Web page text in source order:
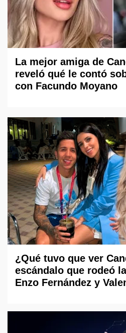
La mejor amiga de
reveló qué le contó
con Facundo Moyano
¿Qué tuvo que ver
escándalo que rodeó
Enzo Fernández y